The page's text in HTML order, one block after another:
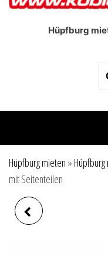
Hüpfburg
Hüpfburg mieten »
mit Seitenteilen